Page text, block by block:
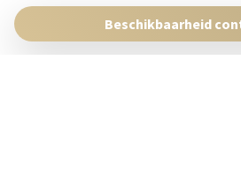
Beschikbaarheid
Pasaje Giner 2 bis Valencia
Contact: